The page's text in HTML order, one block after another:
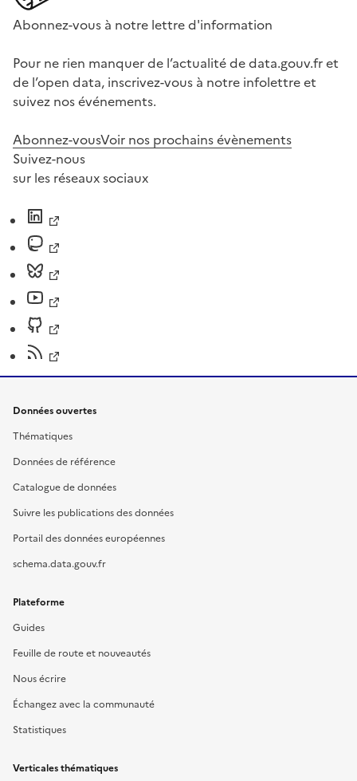
Abonnez-vous à notre lettre d'information
Pour ne rien manquer de l’actualité de data.gouv.fr et
de l’open data, inscrivez-vous à notre infolettre et
suivez nos événements.
Abonnez-vousVoir nos prochains évènements
Suivez-nous
sur les réseaux sociaux
Données ouvertes
Thématiques
Données de référence
Catalogue de données
Suivre les publications des données
Portail des données européennes
schema.data.gouv.fr
Plateforme
Guides
Feuille de route et nouveautés
Nous écrire
Échangez avec la communauté
Statistiques
Verticales thématiques